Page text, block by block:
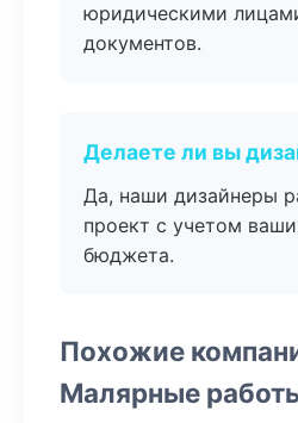
юридическими
документов.
Делаете ли вы
Да, наши дизайнеры
проект с учетом
бюджета.
Похожие
Малярные